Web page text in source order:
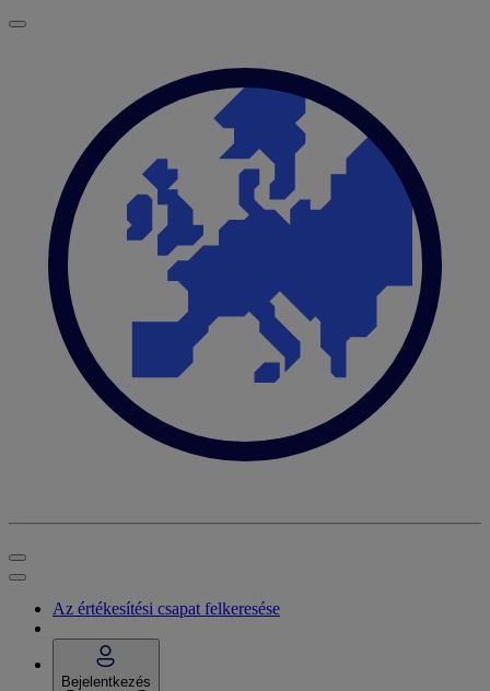
Az értékesítési csapat felkeresése
Bejelentkezés